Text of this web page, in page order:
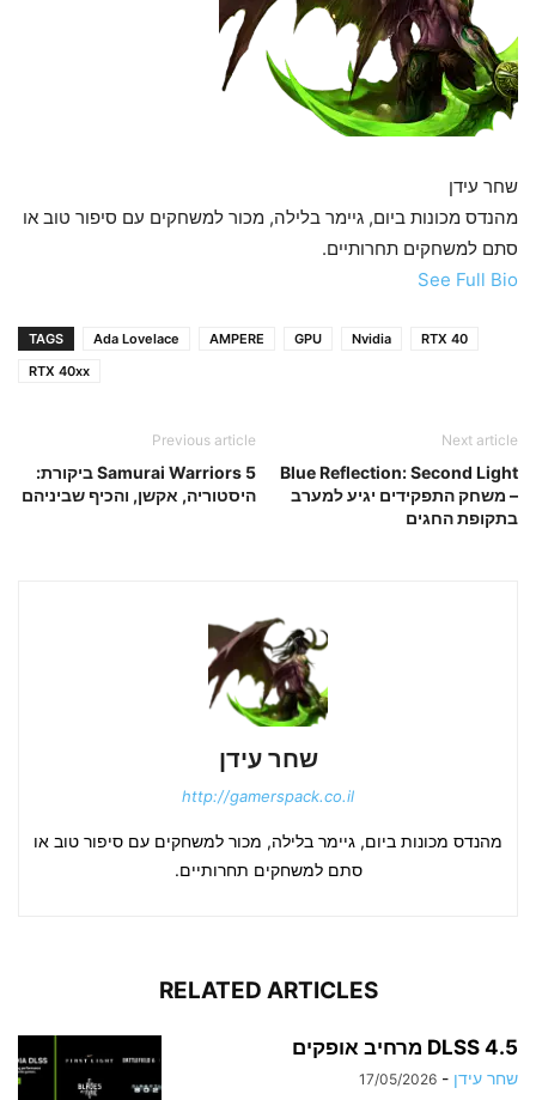
שחר עידן
מהנדס מכונות ביום, גיימר בלילה, מכור למשחקים עם סיפור טוב או
סתם למשחקים תחרותיים.
See Full Bio
TAGS Ada Lovelace AMPERE GPU Nvidia
RTX 40
RTX 40xx
Previous article
Samurai Warriors 5 ביקורת:
היסטוריה, אקשן, והכיף שביניהם
Next article
Blue Reflection: Second Light
– משחק התפקידים יגיע למערב
בתקופת החגים
שחר עידן
http://gamerspack.co.il
מהנדס מכונות ביום, גיימר בלילה, מכור למשחקים עם סיפור טוב או
סתם למשחקים תחרותיים.
RELATED ARTICLES
DLSS 4.5 מרחיב אופקים
שחר עידן -
17/05/2026